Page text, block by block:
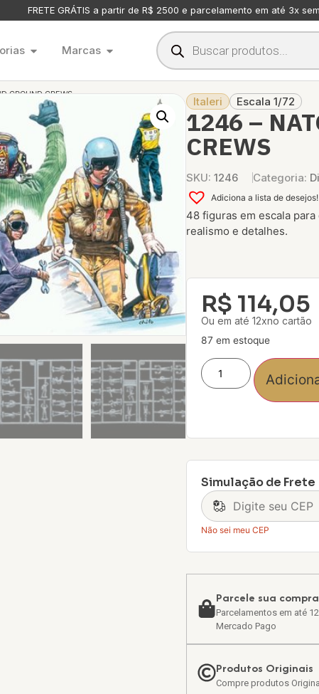
FRETE GRÁTIS a partir de R$ 2500 e parcelamento em até 3x
Marcas
GROUND CREWS
Italeri Escala 1/72
1246 –
CREWS
SKU: 1246 Categoria:
Adiciona a lista de desejos!
48 figuras em escala
realismo e detalhes.
R$ 114,05
Ou em até 12xno cartão
87 em estoque
Simulação de Frete
Não sei meu CEP
Parcele sua compra
Parcelamentos em até
Mercado Pago
Produtos Originais
Compre produtos